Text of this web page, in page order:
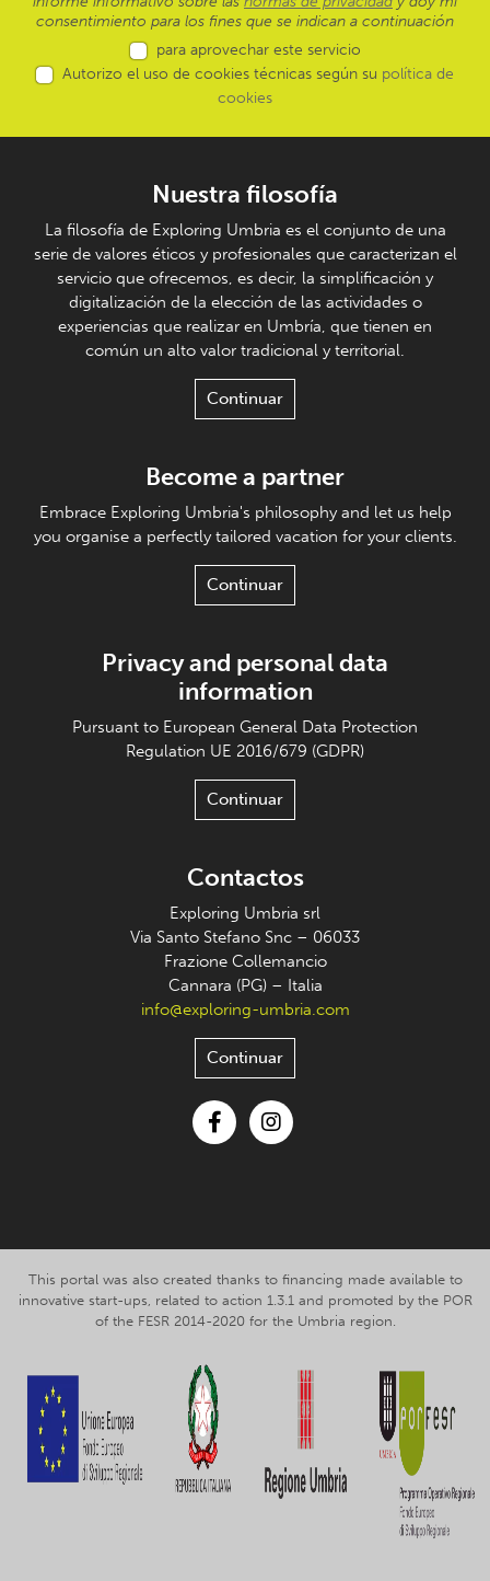
consentimiento para los fines que se indican a continuación
para aprovechar este servicio
Autorizo el uso de cookies técnicas según su política de
cookies
Nuestra filosofía
La filosofía de Exploring Umbria es el conjunto de una
serie de valores éticos y profesionales que caracterizan el
servicio que ofrecemos, es decir, la simplificación y
digitalización de la elección de las actividades o
experiencias que realizar en Umbría, que tienen en
común un alto valor tradicional y territorial.
Continuar
Become a partner
Embrace Exploring Umbria's philosophy and let us help
you organise a perfectly tailored vacation for your clients.
Continuar
Privacy and personal data
information
Pursuant to European General Data Protection
Regulation UE 2016/679 (GDPR)
Continuar
Contactos
Exploring Umbria srl
Via Santo Stefano Snc – 06033
Frazione Collemancio
Cannara (PG) – Italia
info@exploring-umbria.com
Continuar
This portal was also created thanks to financing made available to
innovative start-ups, related to action 1.3.1 and promoted by the POR
of the FESR 2014-2020 for the Umbria region.